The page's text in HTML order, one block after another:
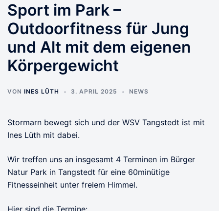
Sport im Park –
Outdoorfitness für Jung
und Alt mit dem eigenen
Körpergewicht
VON INES LÜTH 3. APRIL 2025 NEWS
Stormarn bewegt sich und der WSV Tangstedt ist mit
Ines Lüth mit dabei.
Wir treffen uns an insgesamt 4 Terminen im Bürger
Natur Park in Tangstedt für eine 60minütige
Fitnesseinheit unter freiem Himmel.
Hier sind die Termine: